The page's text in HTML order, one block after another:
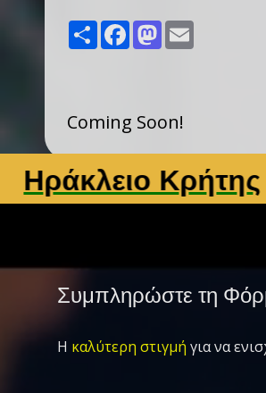
Share FacebookMastodon
Coming Soon!
Κρήτης
Συμπληρώστε τη
Η καλύτερη στιγμή για να